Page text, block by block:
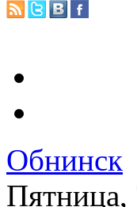
Обнинск
Пятница,